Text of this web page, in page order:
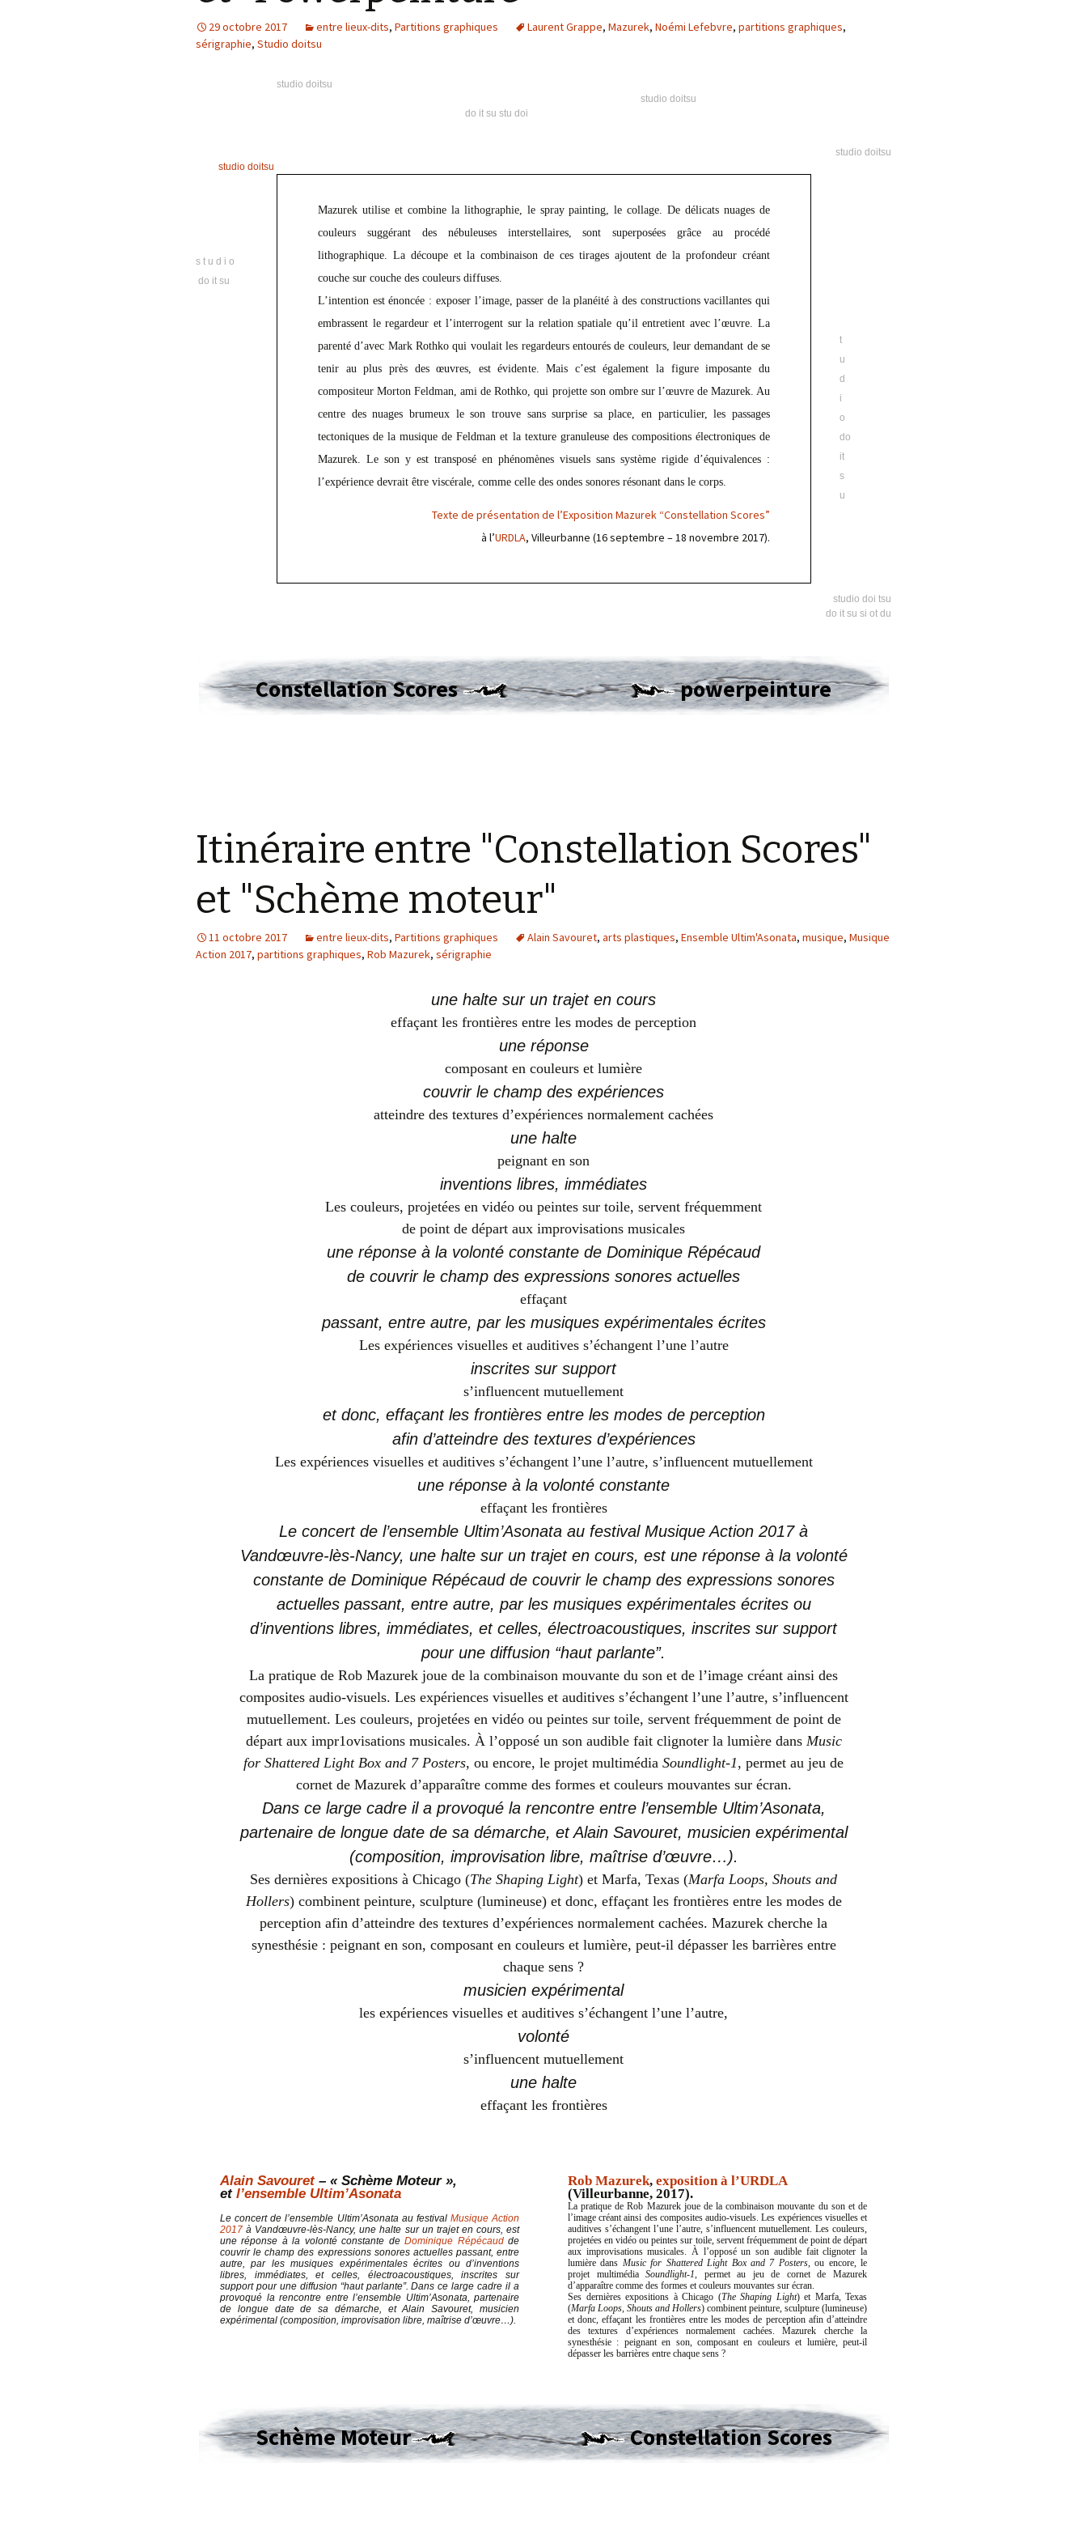
29 octobre 2017 entre lieux-dits, Partitions graphiques Laurent Grappe, Mazurek, Noémi Lefebvre, partitions graphiques,
sérigraphie, Studio doitsu
studio doitsu
studio doitsu
do it su stu doi
studio doitsu
studio doitsu
s t u d i o
do it su
Mazurek utilise et combine la lithographie, le spray painting, le collage. De délicats nuages de
couleurs suggérant des nébuleuses interstellaires, sont superposées grâce au procédé
lithographique. La découpe et la combinaison de ces tirages ajoutent de la profondeur créant
couche sur couche des couleurs diffuses.
L’intention est énoncée : exposer l’image, passer de la planéité à des constructions vacillantes qui
embrassent le regardeur et l’interrogent sur la relation spatiale qu’il entretient avec l’œuvre. La
parenté d’avec Mark Rothko qui voulait les regardeurs entourés de couleurs, leur demandant de se
tenir au plus près des œuvres, est évidente. Mais c’est également la figure imposante du
compositeur Morton Feldman, ami de Rothko, qui projette son ombre sur l’œuvre de Mazurek. Au
centre des nuages brumeux le son trouve sans surprise sa place, en particulier, les passages
tectoniques de la musique de Feldman et la texture granuleuse des compositions électroniques de
Mazurek. Le son y est transposé en phénomènes visuels sans système rigide d’équivalences :
l’expérience devrait être viscérale, comme celle des ondes sonores résonant dans le corps.
Texte de présentation de l’Exposition Mazurek “Constellation Scores”
à l’URDLA, Villeurbanne (16 septembre – 18 novembre 2017).
t
u
d
i
o
do
it
s
u
studio doi tsu
do it su si ot du
Constellation Scores powerpeinture
Itinéraire entre "Constellation Scores"
et "Schème moteur"
11 octobre 2017 entre lieux-dits, Partitions graphiques Alain Savouret, arts plastiques, Ensemble Ultim'Asonata, musique, Musique
Action 2017, partitions graphiques, Rob Mazurek, sérigraphie
une halte sur un trajet en cours
effaçant les frontières entre les modes de perception
une réponse
composant en couleurs et lumière
couvrir le champ des expériences
atteindre des textures d’expériences normalement cachées
une halte
peignant en son
inventions libres, immédiates
Les couleurs, projetées en vidéo ou peintes sur toile, servent fréquemment
de point de départ aux improvisations musicales
une réponse à la volonté constante de Dominique Répécaud
de couvrir le champ des expressions sonores actuelles
effaçant
passant, entre autre, par les musiques expérimentales écrites
Les expériences visuelles et auditives s’échangent l’une l’autre
inscrites sur support
s’influencent mutuellement
et donc, effaçant les frontières entre les modes de perception
afin d’atteindre des textures d’expériences
Les expériences visuelles et auditives s’échangent l’une l’autre, s’influencent mutuellement
une réponse à la volonté constante
effaçant les frontières
Le concert de l’ensemble Ultim’Asonata au festival Musique Action 2017 à
Vandœuvre-lès-Nancy, une halte sur un trajet en cours, est une réponse à la volonté
constante de Dominique Répécaud de couvrir le champ des expressions sonores
actuelles passant, entre autre, par les musiques expérimentales écrites ou
d’inventions libres, immédiates, et celles, électroacoustiques, inscrites sur support
pour une diffusion “haut parlante”.
La pratique de Rob Mazurek joue de la combinaison mouvante du son et de l’image créant ainsi des
composites audio-visuels. Les expériences visuelles et auditives s’échangent l’une l’autre, s’influencent
mutuellement. Les couleurs, projetées en vidéo ou peintes sur toile, servent fréquemment de point de
départ aux impr1ovisations musicales. À l’opposé un son audible fait clignoter la lumière dans Music
for Shattered Light Box and 7 Posters, ou encore, le projet multimédia Soundlight-1, permet au jeu de
cornet de Mazurek d’apparaître comme des formes et couleurs mouvantes sur écran.
Dans ce large cadre il a provoqué la rencontre entre l’ensemble Ultim’Asonata,
partenaire de longue date de sa démarche, et Alain Savouret, musicien expérimental
(composition, improvisation libre, maîtrise d’œuvre…).
Ses dernières expositions à Chicago (The Shaping Light) et Marfa, Texas (Marfa Loops, Shouts and
Hollers) combinent peinture, sculpture (lumineuse) et donc, effaçant les frontières entre les modes de
perception afin d’atteindre des textures d’expériences normalement cachées. Mazurek cherche la
synesthésie : peignant en son, composant en couleurs et lumière, peut-il dépasser les barrières entre
chaque sens ?
musicien expérimental
les expériences visuelles et auditives s’échangent l’une l’autre,
volonté
s’influencent mutuellement
une halte
effaçant les frontières
Alain Savouret– « Schème Moteur »,
et l’ensemble Ultim’Asonata
Le concert de l’ensemble Ultim’Asonata au festival Musique Action
2017 à Vandœuvre-lès-Nancy, une halte sur un trajet en cours, est
une réponse à la volonté constante deDominique Répécaudde
couvrir le champ des expressions sonores actuelles passant, entre
autre, par les musiques expérimentales écrites ou d’inventions
libres, immédiates, et celles, électroacoustiques, inscrites sur
support pour une diffusion “haut parlante”. Dans ce large cadre il a
provoqué la rencontre entre l’ensemble Ultim’Asonata, partenaire
de longue date de sa démarche, et Alain Savouret, musicien
expérimental (composition, improvisation libre, maîtrise d’œuvre…).
Rob Mazurek, exposition à l’URDLA
(Villeurbanne, 2017).
La pratique de Rob Mazurek joue de la combinaison mouvante du son et de
l’image créant ainsi des composites audio-visuels. Les expériences visuelles et
auditives s’échangent l’une l’autre, s’influencent mutuellement. Les couleurs,
projetées en vidéo ou peintes sur toile, servent fréquemment de point de départ
aux improvisations musicales. À l’opposé un son audible fait clignoter la
lumière dans Music for Shattered Light Box and 7 Posters, ou encore, le
projet multimédiaSoundlight-1, permet au jeu de cornet de Mazurek
d’apparaître comme des formes et couleurs mouvantes sur écran.
Ses dernières expositions à Chicago (The Shaping Light) et Marfa, Texas
(Marfa Loops, Shouts and Hollers) combinent peinture, sculpture (lumineuse)
et donc, effaçant les frontières entre les modes de perception afin d’atteindre
des textures d’expériences normalement cachées. Mazurek cherche la
synesthésie : peignant en son, composant en couleurs et lumière, peut-il
dépasser les barrières entre chaque sens ?
Schème Moteur Constellation Scores